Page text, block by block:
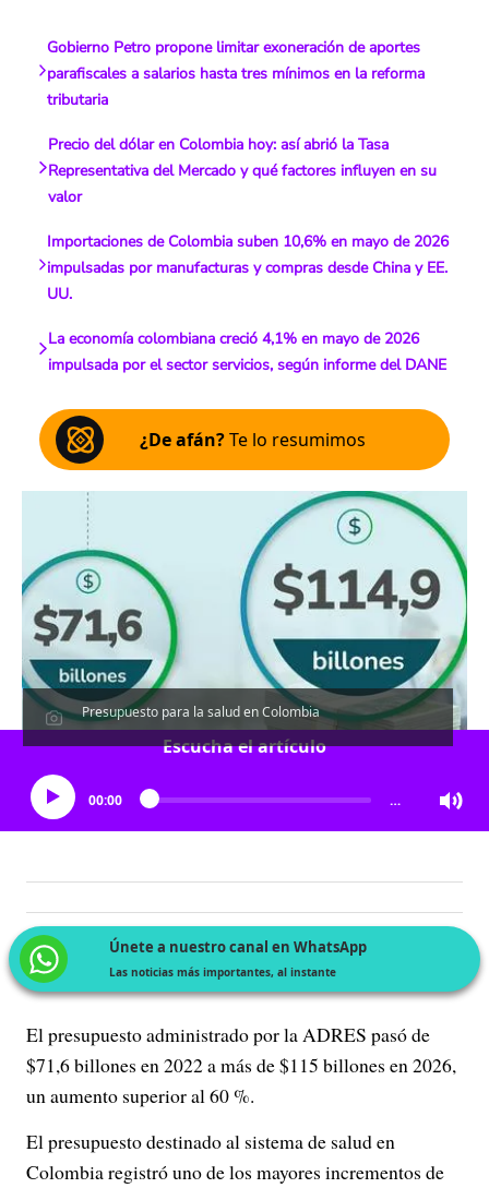
Gobierno Petro propone limitar exoneración de aportes
parafiscales a salarios hasta tres mínimos en la reforma
tributaria
Precio del dólar en Colombia hoy: así abrió la Tasa
Representativa del Mercado y qué factores influyen en su
valor
Importaciones de Colombia suben 10,6% en mayo de 2026
impulsadas por manufacturas y compras desde China y EE.
UU.
La economía colombiana creció 4,1% en mayo de 2026
impulsada por el sector servicios, según informe del DANE
¿De afán?Te lo resumimos
Presupuesto para la salud en Colombia
Escucha el artículo
00:00 …
Únete a nuestro canal en WhatsApp
Las noticias más importantes, al instante
El presupuesto administrado por la ADRES pasó de
$71,6 billones en 2022 a más de $115 billones en 2026,
un aumento superior al 60 %.
El presupuesto destinado al sistema de salud en
Colombia registró uno de los mayores incrementos de